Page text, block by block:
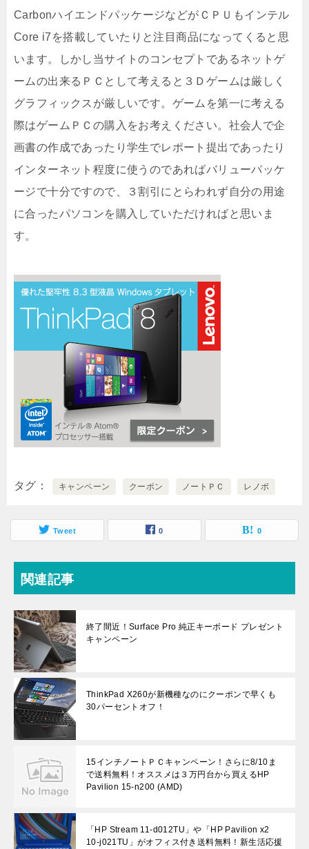
CarbonハイエンドパッケージなどがＣＰＵもインテル
Core i7を搭載していたりと注目商品になってくると思
います。しかし当サイトのコンセプトであるネットゲ
ームの出来るＰＣとして考えると３Ｄゲームは厳しく
グラフィックスが厳しいです。ゲームを第一に考える
際はゲームＰＣの購入をお考えください。社会人で企
画書の作成であったり学生でレポート提出であったり
インターネット程度に使うのであればバリューパッケ
ージで十分ですので、３割引にとらわれず自分の用途
に合ったパソコンを購入していただければと思いま
す。
タグ キャンペーン クーポン ノートＰＣ レノボ
Tweet 0 0
関連記事
終了間近！Surface Pro 純正キーボード プレゼント
キャンペーン
ThinkPad X260が新機種なのにクーポンで早くも
30パーセントオフ！
15インチノートＰＣキャンペーン！さらに8/10ま
で送料無料！オススメは３万円台から買えるHP
Pavilion 15-n200 (AMD)
「HP Stream 11-d012TU」や「HP Pavilion x2
10-j021TU」がオフィス付き送料無料！新生活応援